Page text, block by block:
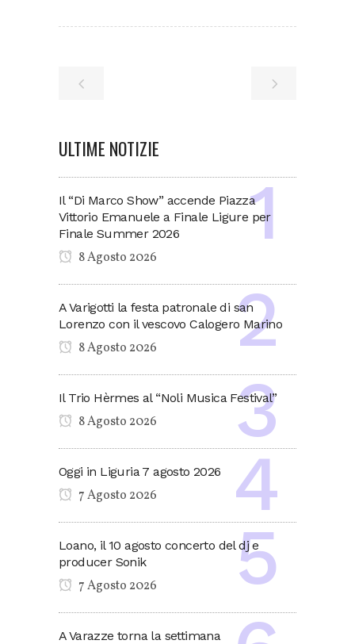
ULTIME NOTIZIE
Il “Di Marco Show” accende Piazza
Vittorio Emanuele a Finale Ligure per
Finale Summer 2026
8 Agosto 2026
A Varigotti la festa patronale di san
Lorenzo con il vescovo Calogero Marino
8 Agosto 2026
Il Trio Hèrmes al “Noli Musica Festival”
8 Agosto 2026
Oggi in Liguria 7 agosto 2026
7 Agosto 2026
Loano, il 10 agosto concerto del dj e
producer Sonik
7 Agosto 2026
A Varazze torna la settimana